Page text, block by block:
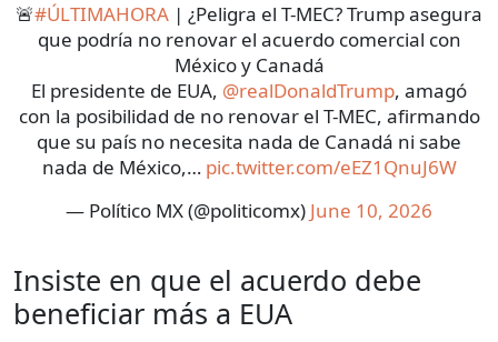
🚨#ÚLTIMAHORA | ¿Peligra el T-MEC? Trump asegura
que podría no renovar el acuerdo comercial con
México y Canadá
El presidente de EUA, @realDonaldTrump, amagó
con la posibilidad de no renovar el T-MEC, afirmando
que su país no necesita nada de Canadá ni sabe
nada de México,… pic.twitter.com/eEZ1QnuJ6W
— Político MX (@politicomx) June 10, 2026
Insiste en que el acuerdo debe
beneficiar más a EUA